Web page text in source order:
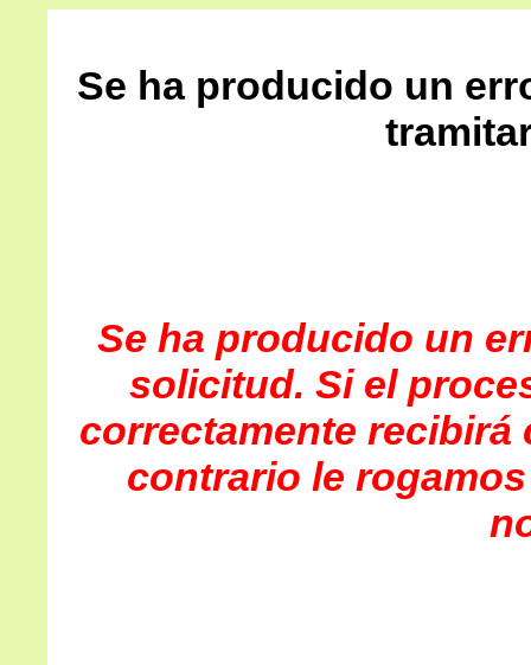
Se ha producido un
Se ha producido un
solicitud. Si el
correctamente recibirá
contrario le